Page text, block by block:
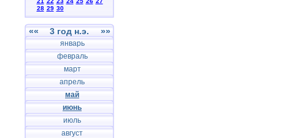
28 29 30
«« 3 год н.э. »»
январь
февраль
март
апрель
май
июнь
июль
август